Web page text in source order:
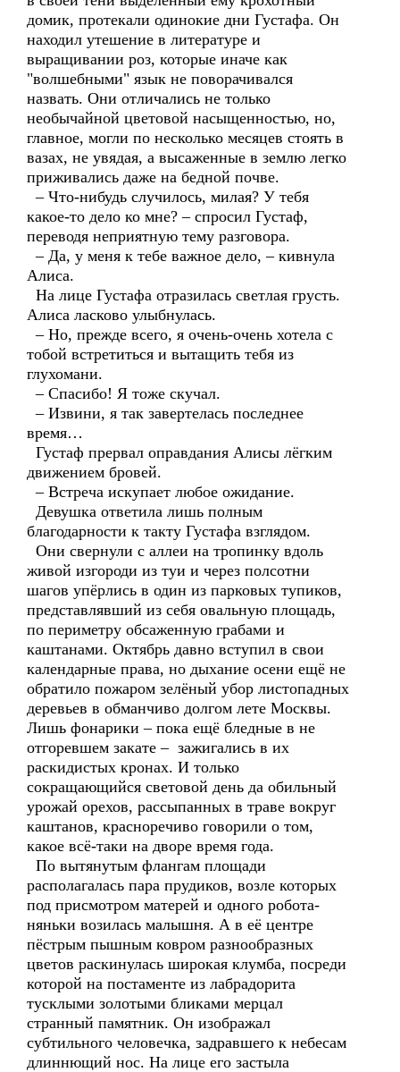
домик, протекали одинокие дни Густафа. Он
находил утешение в литературе и
выращивании роз, которые иначе как
"волшебными" язык не поворачивался
назвать. Они отличались не только
необычайной цветовой насыщенностью, но,
главное, могли по несколько месяцев стоять в
вазах, не увядая, а высаженные в землю легко
приживались даже на бедной почве.
– Что-нибудь случилось, милая? У тебя
какое-то дело ко мне? – спросил Густаф,
переводя неприятную тему разговора.
– Да, у меня к тебе важное дело, – кивнула
Алиса.
На лице Густафа отразилась светлая грусть.
Алиса ласково улыбнулась.
– Но, прежде всего, я очень-очень хотела с
тобой встретиться и вытащить тебя из
глухомани.
– Спасибо! Я тоже скучал.
– Извини, я так завертелась последнее
время…
Густаф прервал оправдания Алисы лёгким
движением бровей.
– Встреча искупает любое ожидание.
Девушка ответила лишь полным
благодарности к такту Густафа взглядом.
Они свернули с аллеи на тропинку вдоль
живой изгороди из туи и через полсотни
шагов упёрлись в один из парковых тупиков,
представлявший из себя овальную площадь,
по периметру обсаженную грабами и
каштанами. Октябрь давно вступил в свои
календарные права, но дыхание осени ещё не
обратило пожаром зелёный убор листопадных
деревьев в обманчиво долгом лете Москвы.
Лишь фонарики – пока ещё бледные в не
отгоревшем закате – зажигались в их
раскидистых кронах. И только
сокращающийся световой день да обильный
урожай орехов, рассыпанных в траве вокруг
каштанов, красноречиво говорили о том,
какое всё-таки на дворе время года.
По вытянутым флангам площади
располагалась пара прудиков, возле которых
под присмотром матерей и одного робота-
няньки возилась малышня. А в её центре
пёстрым пышным ковром разнообразных
цветов раскинулась широкая клумба, посреди
которой на постаменте из лабрадорита
тусклыми золотыми бликами мерцал
странный памятник. Он изображал
субтильного человечка, задравшего к небесам
длиннющий нос. На лице его застыла